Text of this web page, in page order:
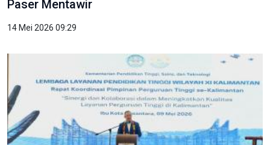
Paser Mentawir
14 Mei 2026 09:29